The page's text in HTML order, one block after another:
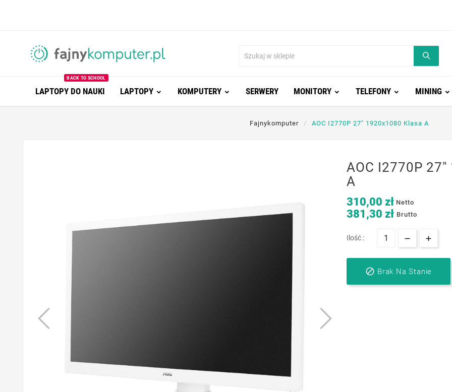
LAPTOPY DO NAUKI
BACK TO SCHOOL
LAPTOPY KOMPUTERY SERWERY MONITORY TELEFONY MINING
Fajnykomputer AOC I2770P 27" 1920x1080 Klasa A
AOC I2770P
A
310,00 zł Netto
381,30 zł Brutto
Ilość :
 Brak Na Stanie